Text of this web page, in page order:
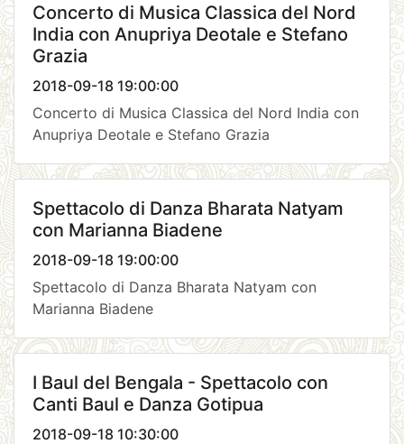
Concerto di Musica Classica del Nord
India con Anupriya Deotale e Stefano
Grazia
2018-09-18 19:00:00
Concerto di Musica Classica del Nord India con
Anupriya Deotale e Stefano Grazia
Spettacolo di Danza Bharata Natyam
con Marianna Biadene
2018-09-18 19:00:00
Spettacolo di Danza Bharata Natyam con
Marianna Biadene
I Baul del Bengala - Spettacolo con
Canti Baul e Danza Gotipua
2018-09-18 10:30:00